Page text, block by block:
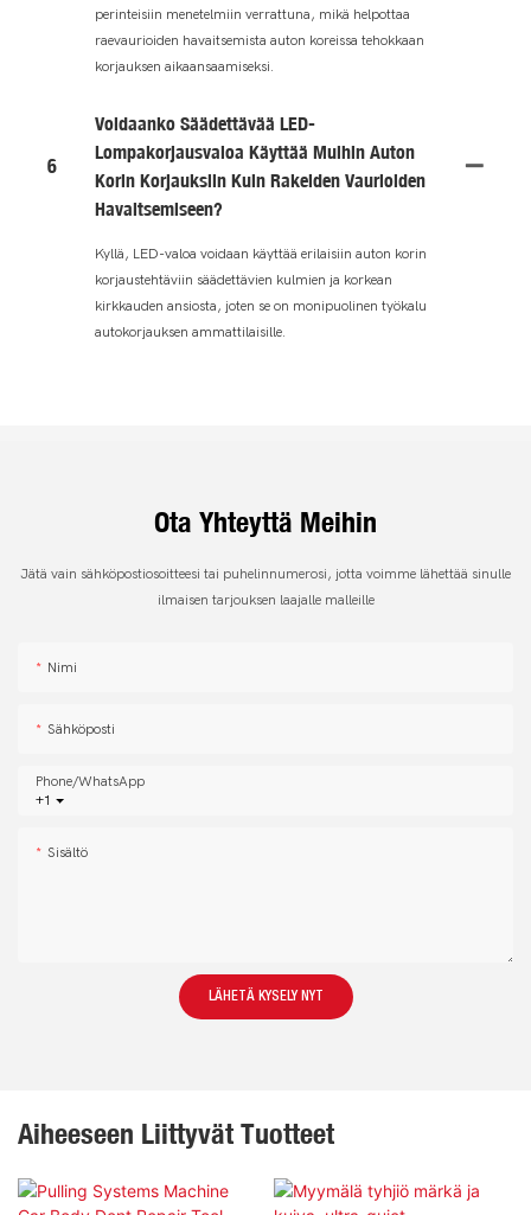
perinteisiin menetelmiin verrattuna, mikä helpottaa
raevaurioiden havaitsemista auton koreissa tehokkaan
korjauksen aikaansaamiseksi.
6
Voidaanko Säädettävää LED-
Lompakorjausvaloa Käyttää Muihin Auton
Korin Korjauksiin Kuin Rakeiden Vaurioiden
Havaitsemiseen?
Kyllä, LED-valoa voidaan käyttää erilaisiin auton korin
korjaustehtäviin säädettävien kulmien ja korkean
kirkkauden ansiosta, joten se on monipuolinen työkalu
autokorjauksen ammattilaisille.
Ota Yhteyttä Meihin
Jätä vain sähköpostiosoitteesi tai puhelinnumerosi, jotta voimme lähettää sinulle
ilmaisen tarjouksen laajalle malleille
Nimi
Sähköposti
+1
Phone/whatsApp
Sisältö
LÄHETÄ KYSELY NYT
Aiheeseen Liittyvät Tuotteet